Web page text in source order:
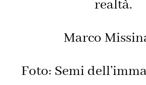
realtà.
Marco
Foto: Semi